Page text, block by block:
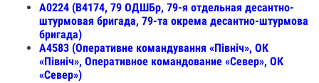
А0224 (В4174, 79 ОДШБр, 79-я отдельная десантно-
штурмовая бригада, 79-та окрема десантно-штурмова
бригада)
А4583 (Оперативне командування «Північ», ОК
«Північ», Оперативное командование «Север», ОК
«Север»)